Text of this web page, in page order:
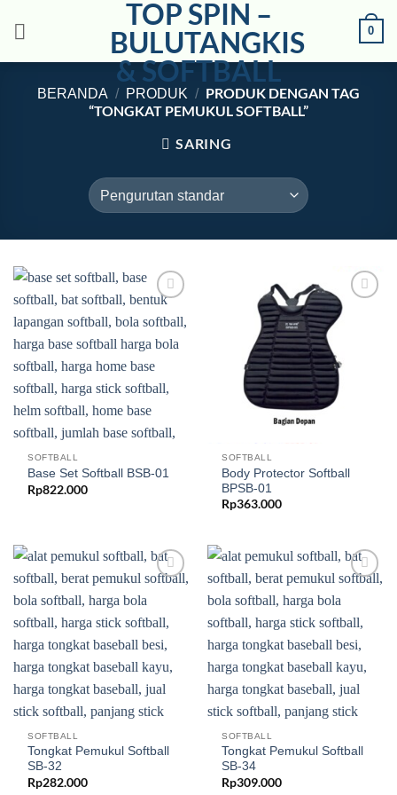
TOP SPIN –
BULUTANGKIS
& SOFTBALL
0
BERANDA / PRODUK / PRODUK DENGAN TAG
“TONGKAT PEMUKUL SOFTBALL”
SARING
wishlist
SOFTBALL
Base Set Softball BSB-01
Rp822.000
Add to
SOFTBALL
Body Protector Softball
BPSB-01
Rp363.000
wishlist
SOFTBALL
Tongkat Pemukul Softball
SB-32
Rp282.000
wishlist
SOFTBALL
Tongkat Pemukul Softball
SB-34
Rp309.000